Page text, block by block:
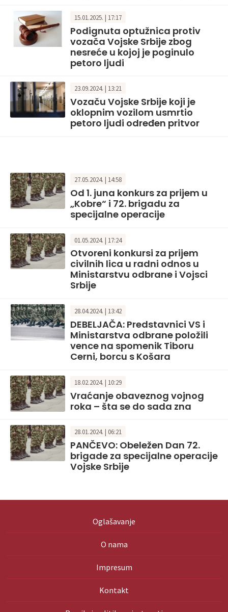
15.01.2025. | 17:17
Podignuta optužnica protiv
vozača Vojske Srbije zbog
nesreće u kojoj je poginulo
petoro ljudi
23.09.2024. | 13:21
Vozaču Vojske Srbije koji je
oklopnim vozilom usmrtio
petoro ljudi određen pritvor
27.05.2024. | 14:58
Od 1. juna konkurs za prijem u
„Kobre“ i 72. brigadu za
specijalne operacije
01.05.2024. | 17:24
Otvoreni konkursi za prijem
civilnih lica u radni odnos u
Ministarstvu odbrane i Vojsci
Srbije
28.04.2024. | 13:42
DEBELJAČA: Predstavnici VS i
Ministarstva odbrane položili
vence na spomenik Tiboru
Cerni, borcu s Košara
18.02.2024. | 10:29
Vraćanje obaveznog vojnog
roka – šta se do sada zna
28.01.2024. | 06:21
PANČEVO: Obeležen Dan 72.
brigade za specijalne operacije
Vojske Srbije
Oglašavanje
O nama
Impresum
Kontakt